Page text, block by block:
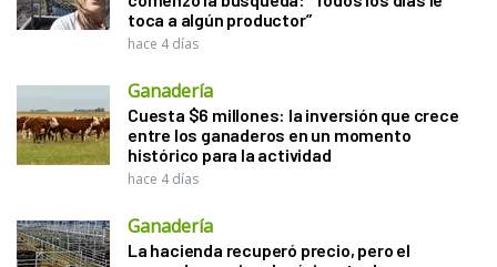
toca a algún productor”
hace 4 días
Ganadería
Cuesta $6 millones: la inversión que crece
entre los ganaderos en un momento
histórico para la actividad
hace 4 días
Ganadería
La hacienda recuperó precio, pero el